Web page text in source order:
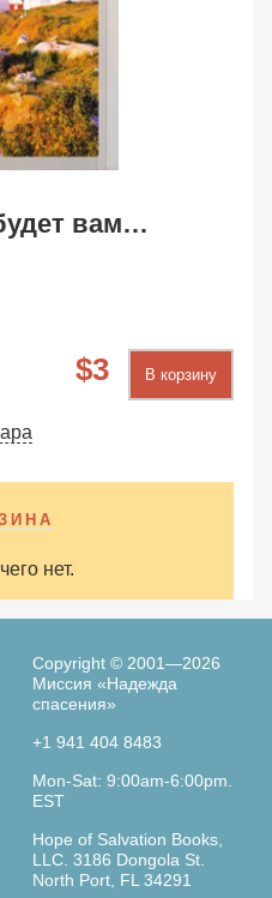
вам…
3 В корзину
нет.
Copyright © 2001—2026
Миссия «Надежда
спасения»
+1 941 404 8483
Mon-Sat: 9:00am-6:00pm.
EST
Hope of Salvation Books,
LLC. 3186 Dongola St.
North Port, FL 34291